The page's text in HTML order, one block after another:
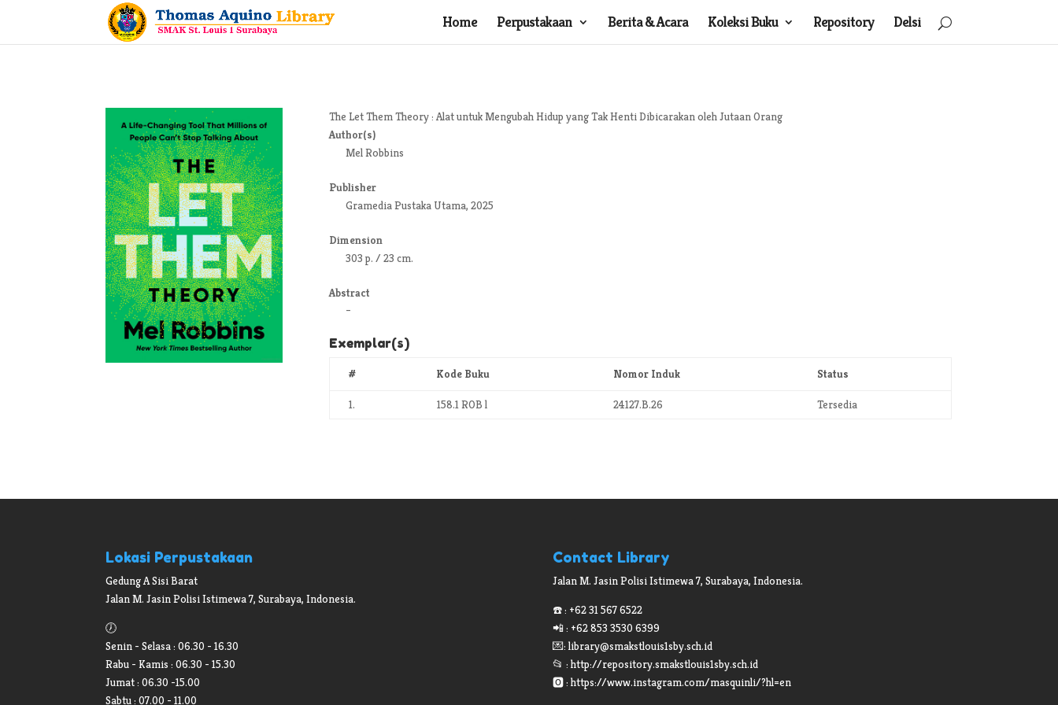
Home Perpustakaan Berita & Acara Koleksi Buku Repository Delsi
The Let Them Theory : Alat untuk Mengubah Hidup yang Tak Henti Dibicarakan oleh Jutaan Orang
Author(s)
Mel Robbins
Publisher
Gramedia Pustaka Utama, 2025
Dimension
303 p. / 23 cm.
Abstract
–
Exemplar(s)
# Kode Buku Nomor Induk Status
1. 158.1 ROB l 24127.B.26 Tersedia
Lokasi Perpustakaan
Gedung A Sisi Barat
Jalan M. Jasin Polisi Istimewa 7, Surabaya, Indonesia.
🕖
Senin - Selasa : 06.30 - 16.30
Rabu - Kamis : 06.30 - 15.30
Jumat : 06.30 -15.00
Sabtu : 07.00 - 11.00
Contact Library
Jalan M. Jasin Polisi Istimewa 7, Surabaya, Indonesia.
☎️ : +62 31 567 6522
📲 : +62 853 3530 6399
💌: library@smakstlouis1sby.sch.id
📂 : http://repository.smakstlouis1sby.sch.id
🅾 : https://www.instagram.com/masquinli/?hl=en